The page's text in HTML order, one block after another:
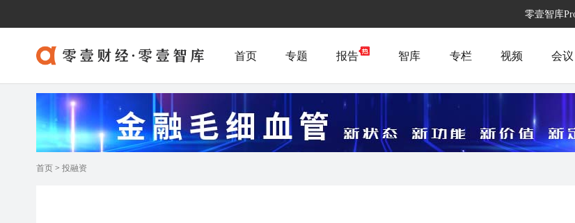
零壹智库
首页 专题 报告 智库 专栏 视频 会议
首页 > 投融资